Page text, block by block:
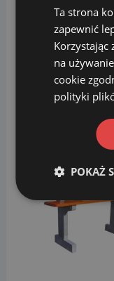
ławek. Dzięki
dobrać produkty
otoczenia.Ławki
w parkach i
gdzie ceniony
nowoczesny
Podobne
Ta strona
zapewnić
Korzystając
na
cookie
polityki
POKAŻ